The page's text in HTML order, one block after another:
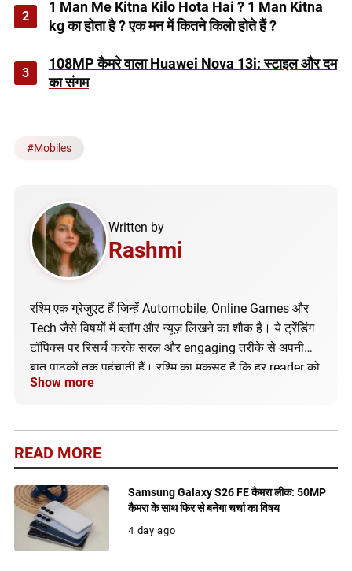
2
1 Man Me Kitna Kilo Hota Hai ? 1 Man Kitna
kg का होता है ? एक मन में कितने किलो होते हैं ?
3
108MP कैमरे वाला Huawei Nova 13i: स्टाइल और दम
का संगम
#Mobiles
Written by
Rashmi
रश्मि एक ग्रेजुएट हैं जिन्हें Automobile, Online Games और
Tech जैसे विषयों में ब्लॉग और न्यूज़ लिखने का शौक है। ये ट्रेंडिंग
टॉपिक्स पर रिसर्च करके सरल और engaging तरीके से अपनी
बात पाठकों तक पहुंचाती हैं। रश्मि का मकसद है कि हर reader को
सही और अपडेटेड जानकारी मिले।
Show more
READ MORE
Samsung Galaxy S26 FE कैमरा लीक: 50MP
कैमरा के साथ फिर से बनेगा चर्चा का विषय
4 day ago